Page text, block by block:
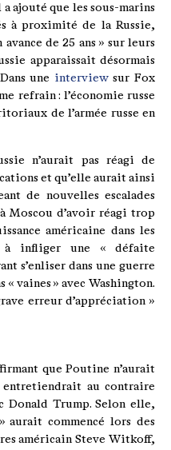
ajouté que les sous-marins
à proximité de la Russie,
de 25 ans » sur leurs
apparaissait désormais
une interviewsur Fox
refrain : l’économie russe
de l’armée russe en
n’aurait pas réagi de
et qu’elle aurait ainsi
de nouvelles escalades
Moscou d’avoir réagi trop
américaine dans les
à infliger une « défaite
s’enliser dans une guerre
« vaines » avec Washington.
erreur d’appréciation »
que Poutine n’aurait
au contraire
Donald Trump. Selon elle,
aurait commencé lors des
américain Steve Witkoff,